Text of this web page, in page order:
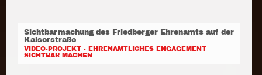
Sichtbarmachung des Friedberger Ehrenamts auf der
Kaiserstraße
VIDEO-PROJEKT - EHRENAMTLICHES ENGAGEMENT
SICHTBAR MACHEN